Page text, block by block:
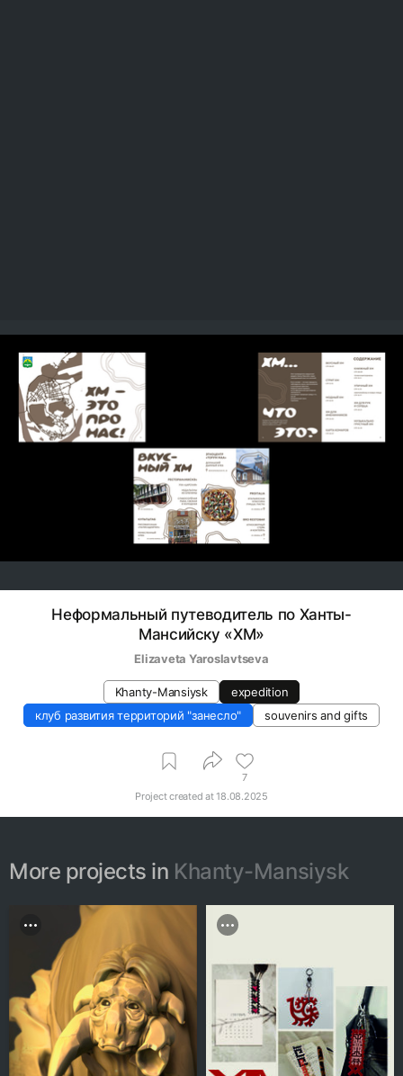
Неформальный путеводитель по Ханты-
Мансийску «ХМ»
Elizaveta Yaroslavtseva
Khanty-Mansiysk
expedition
клуб развития территорий "занесло"
souvenirs and gifts
7
Project created at18.08.2025
More projects in Khanty-Mansiysk